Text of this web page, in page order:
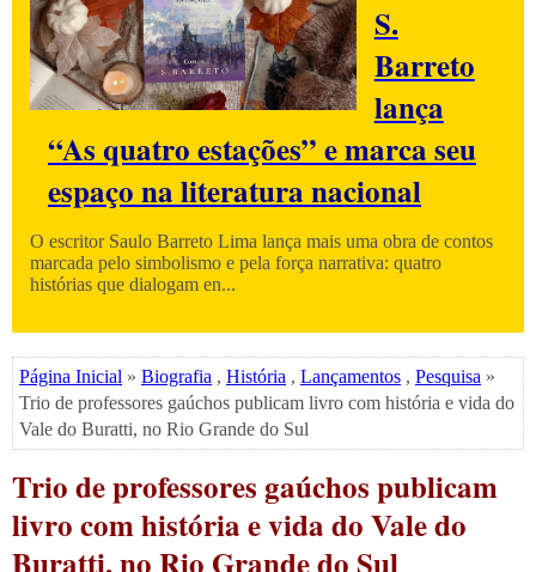
S.
Barreto
lança
“As quatro estações” e marca seu
espaço na literatura nacional
O escritor Saulo Barreto Lima lança mais uma obra de contos
marcada pelo simbolismo e pela força narrativa: quatro
histórias que dialogam en...
Página Inicial » Biografia , História , Lançamentos , Pesquisa »
Trio de professores gaúchos publicam livro com história e vida do
Vale do Buratti, no Rio Grande do Sul
Trio de professores gaúchos publicam
livro com história e vida do Vale do
Buratti, no Rio Grande do Sul